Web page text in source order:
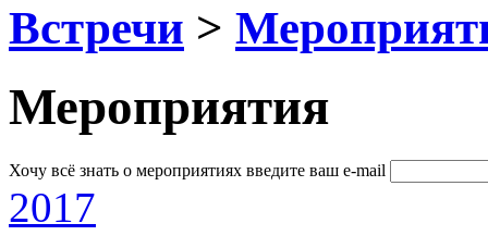
Встречи >
Мероприятия
Хочу всё знать о мероприятиях введите ваш e-mail
2017